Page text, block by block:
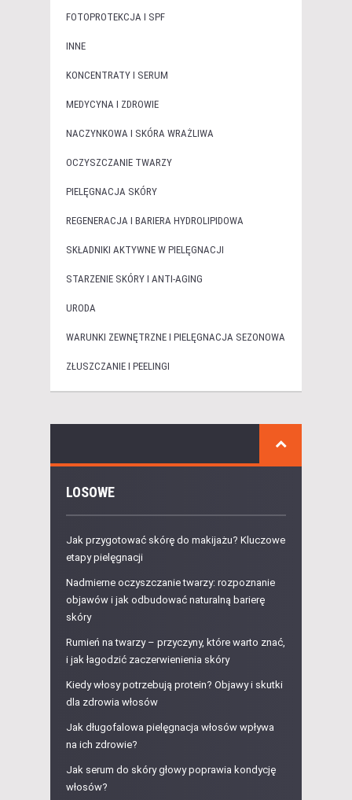
FOTOPROTEKCJA I SPF
INNE
KONCENTRATY I SERUM
MEDYCYNA I ZDROWIE
NACZYNKOWA I SKÓRA WRAŻLIWA
OCZYSZCZANIE TWARZY
PIELĘGNACJA SKÓRY
REGENERACJA I BARIERA HYDROLIPIDOWA
SKŁADNIKI AKTYWNE W PIELĘGNACJI
STARZENIE SKÓRY I ANTI-AGING
URODA
WARUNKI ZEWNĘTRZNE I PIELĘGNACJA SEZONOWA
ZŁUSZCZANIE I PEELINGI
LOSOWE
Jak przygotować skórę do makijażu? Kluczowe
etapy pielęgnacji
Nadmierne oczyszczanie twarzy: rozpoznanie
objawów i jak odbudować naturalną barierę
skóry
Rumień na twarzy – przyczyny, które warto znać,
i jak łagodzić zaczerwienienia skóry
Kiedy włosy potrzebują protein? Objawy i skutki
dla zdrowia włosów
Jak długofalowa pielęgnacja włosów wpływa
na ich zdrowie?
Jak serum do skóry głowy poprawia kondycję
włosów?